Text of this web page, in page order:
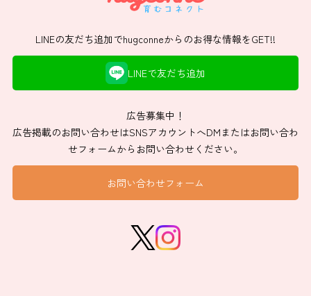
LINEの友だち追加でhugconneからのお得な情報をGET!!
LINEで友だち追加
広告募集中！
広告掲載のお問い合わせはSNSアカウントへDMまたはお問い合わ
せフォームからお問い合わせください。
お問い合わせフォーム